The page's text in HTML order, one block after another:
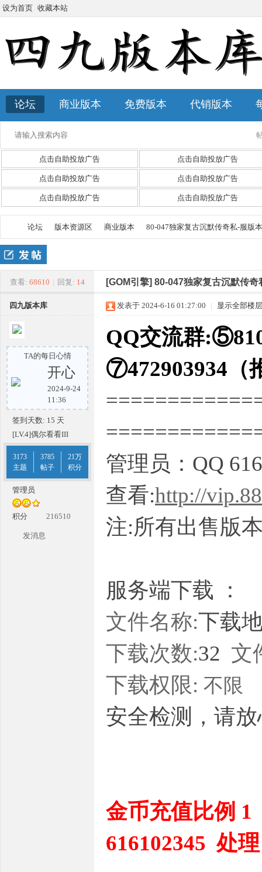
设为首页 收藏本站
论坛 商业版本 免费版本 代销版本
点击自助投放广告 点击自助投放广告
点击自助投放广告 点击自助投放广告
点击自助投放广告 点击自助投放广告
四
九
»
论坛 版本资源区 商业版本
›
80-047独家复古沉默传奇私-服版
查看: 68610 | 回复: 14 [GOM引擎] 80-047独家复古沉默传
四九版本库
TA的每日心情
开心
2024-9-24
11:36
签到天数: 15 天
[LV.4]偶尔看看III
3173
主题
3785
帖子
21万
积分
管理员
积分 216510
发消息
发表于 2024-6-16 01:27:00 | 显示全部楼层
QQ交流群
⑦472903934（
管理员：QQ
查看:http://
注:所有出售版
服务端下载 ：
文件名称:下载
下载次数:32 文
下载权限: 不限
安全检测，请
金币充值比例
616102345 处理